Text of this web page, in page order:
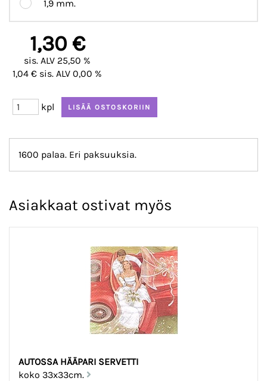
1,9 mm.
1,30 €
sis. ALV 25,50 %
1,04 € sis. ALV 0,00 %
kpl
1600 palaa. Eri paksuuksia.
Asiakkaat ostivat myös
AUTOSSA HÄÄPARI SERVETTI
koko 33x33cm.